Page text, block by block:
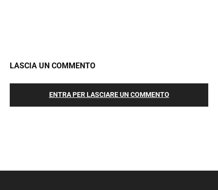
LASCIA UN COMMENTO
ENTRA PER LASCIARE UN COMMENTO